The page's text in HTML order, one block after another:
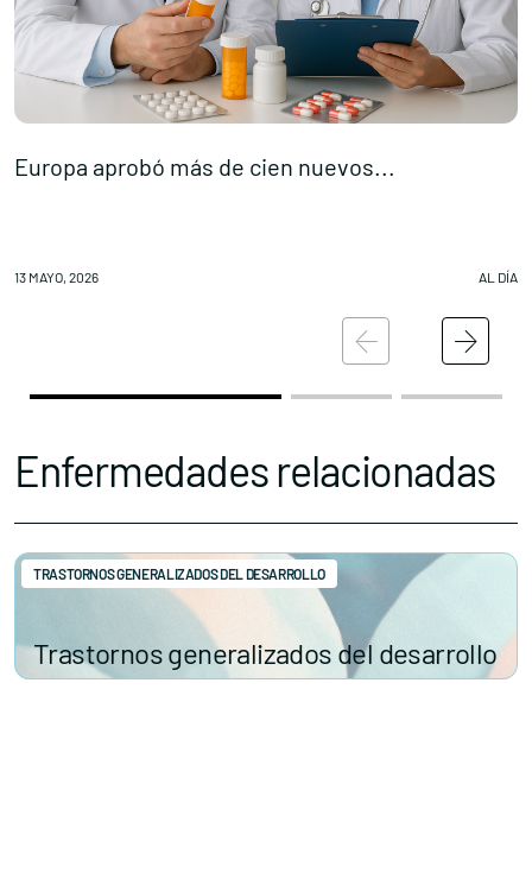
Europa aprobó más de cien nuevos...
13 MAYO, 2026 AL DÍA
Enfermedades relacionadas
Trastornos generalizados del desarrollo
TRASTORNOS GENERALIZADOS DEL DESARROLLO